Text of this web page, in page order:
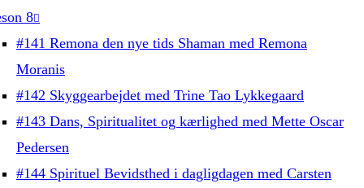
8
#141 Remona den nye tids Shaman med Remona
Moranis
#142 Skyggearbejdet med Trine Tao Lykkegaard
#143 Dans, Spiritualitet og kærlighed med Mette Oscar
Pedersen
#144 Spirituel Bevidsthed i dagligdagen med Carsten